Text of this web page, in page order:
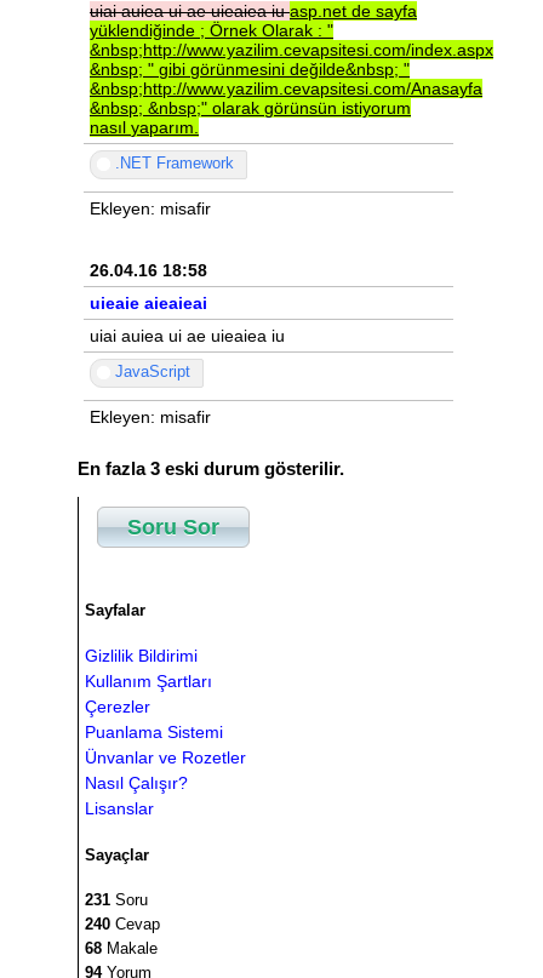
uiaiauieauiaeuieaieaiuasp.net de sayfa
yüklendiğinde ; Örnek Olarak : "
&nbsp;http://www.yazilim.cevapsitesi.com/index.aspx
&nbsp; " gibi görünmesini değilde&nbsp; "
&nbsp;http://www.yazilim.cevapsitesi.com/Anasayfa
&nbsp; &nbsp;" olarak görünsün istiyorum
nasıl yaparım.
.NET Framework
Ekleyen: misafir
26.04.16 18:58
uieaie aieaieai
uiai auiea ui ae uieaiea iu
JavaScript
Ekleyen: misafir
En fazla 3 eski durum gösterilir.
Soru Sor
Sayfalar
Gizlilik Bildirimi
Kullanım Şartları
Çerezler
Puanlama Sistemi
Ünvanlar ve Rozetler
Nasıl Çalışır?
Lisanslar
Sayaçlar
231 Soru
240 Cevap
68 Makale
94Yorum